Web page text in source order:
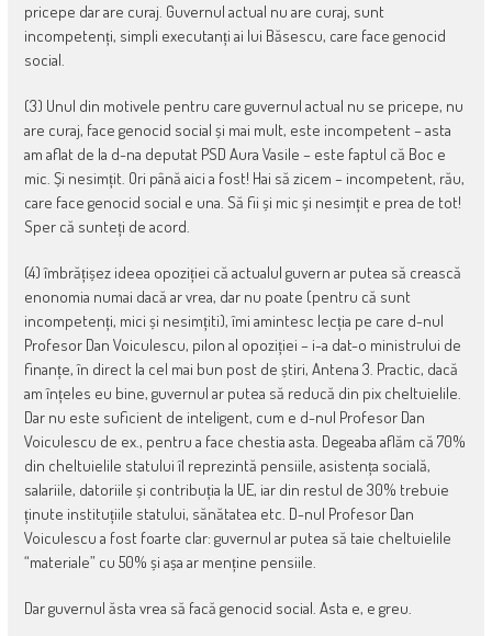
pricepe dar are curaj. Guvernul actual nu are curaj, sunt
incompetenți, simpli executanți ai lui Băsescu, care face genocid
social.
(3) Unul din motivele pentru care guvernul actual nu se pricepe, nu
are curaj, face genocid social și mai mult, este incompetent – asta
am aflat de la d-na deputat PSD Aura Vasile – este faptul că Boc e
mic. Și nesimțit. Ori până aici a fost! Hai să zicem – incompetent, rău,
care face genocid social e una. Să fii și mic și nesimțit e prea de tot!
Sper că sunteți de acord.
(4) îmbrățișez ideea opoziției că actualul guvern ar putea să crească
enonomia numai dacă ar vrea, dar nu poate (pentru că sunt
incompetenți, mici și nesimțiti), îmi amintesc lecția pe care d-nul
Profesor Dan Voiculescu, pilon al opoziției – i-a dat-o ministrului de
finanțe, în direct la cel mai bun post de știri, Antena 3. Practic, dacă
am înțeles eu bine, guvernul ar putea să reducă din pix cheltuielile.
Dar nu este suficient de inteligent, cum e d-nul Profesor Dan
Voiculescu de ex., pentru a face chestia asta. Degeaba aflăm că 70%
din cheltuielile statului îl reprezintă pensiile, asistența socială,
salariile, datoriile și contribuția la UE, iar din restul de 30% trebuie
ținute instituțiile statului, sănătatea etc. D-nul Profesor Dan
Voiculescu a fost foarte clar: guvernul ar putea să taie cheltuielile
“materiale” cu 50% și așa ar menține pensiile.
Dar guvernul ăsta vrea să facă genocid social. Asta e, e greu.